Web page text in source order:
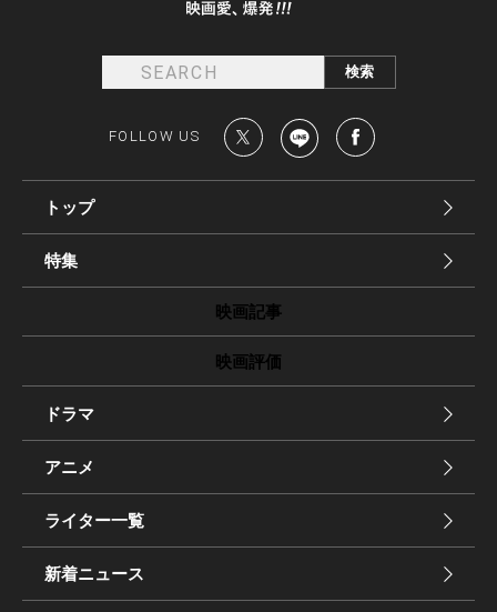
FOLLOW US
トップ
特集
映画記事
映画評価
ドラマ
アニメ
ライター一覧
新着ニュース